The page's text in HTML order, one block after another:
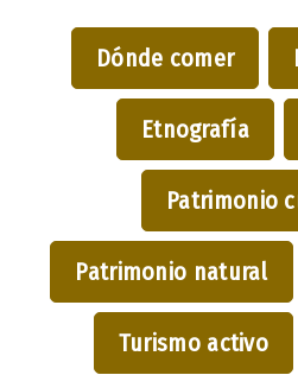
Dónde comer
Etnografía
Patrimonio
Patrimonio natural
Turismo activo